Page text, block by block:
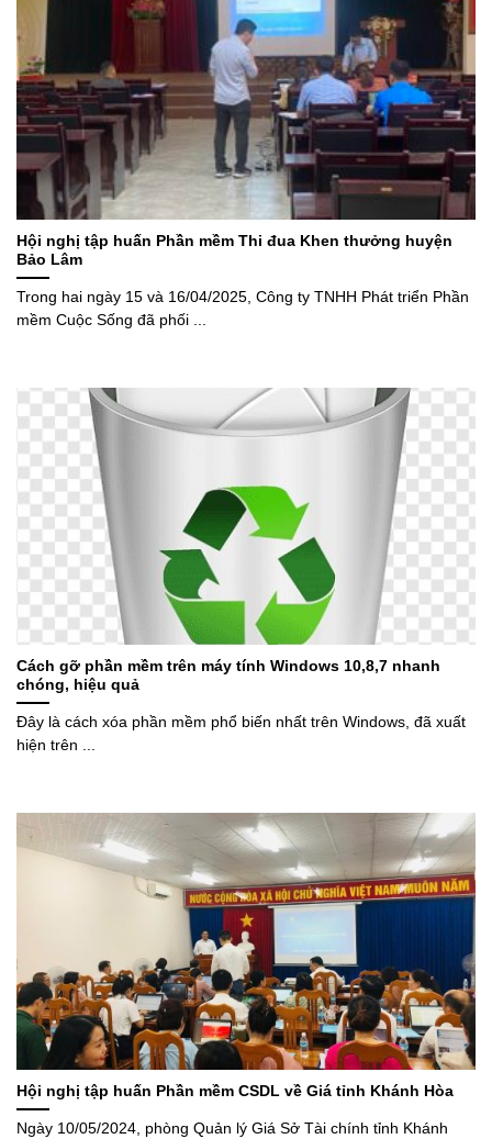
Hội nghị tập huấn Phần mềm Thi đua Khen thưởng huyện
Bảo Lâm
Trong hai ngày 15 và 16/04/2025, Công ty TNHH Phát triển Phần
mềm Cuộc Sống đã phối ...
Cách gỡ phần mềm trên máy tính Windows 10,8,7 nhanh
chóng, hiệu quả
Đây là cách xóa phần mềm phổ biến nhất trên Windows, đã xuất
hiện trên ...
Hội nghị tập huấn Phần mềm CSDL về Giá tỉnh Khánh Hòa
Ngày 10/05/2024, phòng Quản lý Giá Sở Tài chính tỉnh Khánh